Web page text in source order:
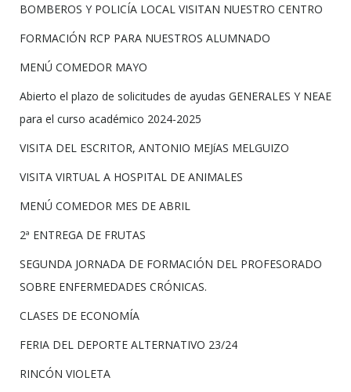
BOMBEROS Y POLICÍA LOCAL VISITAN NUESTRO CENTRO
FORMACIÓN RCP PARA NUESTROS ALUMNADO
MENÚ COMEDOR MAYO
Abierto el plazo de solicitudes de ayudas GENERALES Y NEAE
para el curso académico 2024-2025
VISITA DEL ESCRITOR, ANTONIO MEJíAS MELGUIZO
VISITA VIRTUAL A HOSPITAL DE ANIMALES
MENÚ COMEDOR MES DE ABRIL
2ª ENTREGA DE FRUTAS
SEGUNDA JORNADA DE FORMACIÓN DEL PROFESORADO
SOBRE ENFERMEDADES CRÓNICAS.
CLASES DE ECONOMÍA
FERIA DEL DEPORTE ALTERNATIVO 23/24
RINCÓN VIOLETA